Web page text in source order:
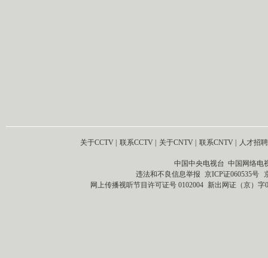
关于CCTV 联系CCTV 关于CNTV 联系CNTV 人才招聘
中国中央电视台 中国网络电
违法和不良信息举报 京ICP证060535号
网上传播视听节目许可证号 0102004 新出网证（京）